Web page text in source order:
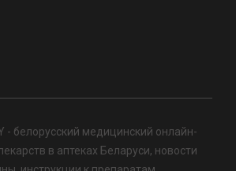
- белорусский медицинский онлайн-
в аптеках Беларуси, новости